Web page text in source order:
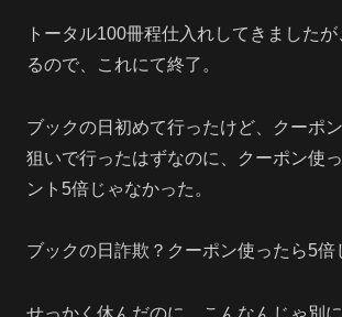
トータル100冊程仕入れしてきました
るので、これにて終了。
ブックの日初めて行ったけど、クーポ
狙いで行ったはずなのに、クーポン使
ント5倍じゃなかった。
ブックの日詐欺？クーポン使ったら5倍